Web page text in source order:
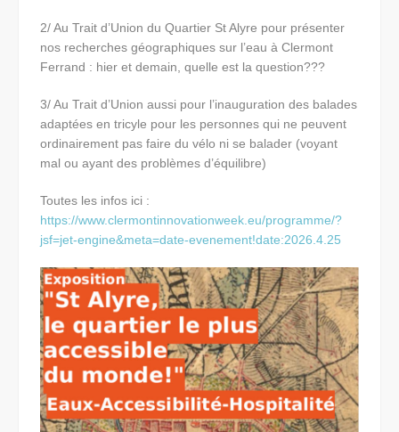
2/ Au Trait d’Union du Quartier St Alyre pour présenter
nos recherches géographiques sur l’eau à Clermont
Ferrand : hier et demain, quelle est la question???
3/ Au Trait d’Union aussi pour l’inauguration des balades
adaptées en tricyle pour les personnes qui ne peuvent
ordinairement pas faire du vélo ni se balader (voyant
mal ou ayant des problèmes d’équilibre)
Toutes les infos ici :
https://www.clermontinnovationweek.eu/programme/?
jsf=jet-engine&meta=date-evenement!date:2026.4.25